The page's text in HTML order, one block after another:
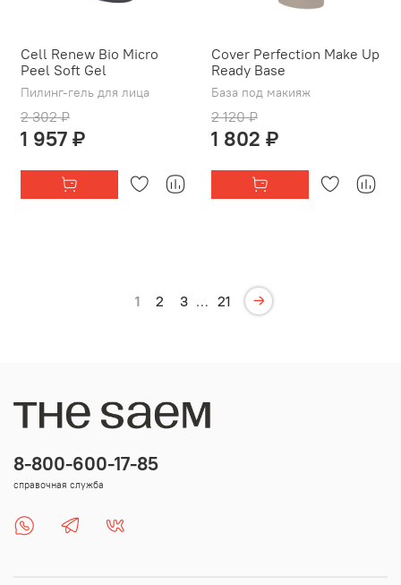
Cell Renew Bio Micro
Peel Soft Gel
Пилинг-гель для лица
2 302 ₽
1 957 ₽
Cover Perfection Make Up
Ready Base
База под макияж
2 120 ₽
1 802 ₽
1 2 3 … 21
8-800-600-17-85
справочная служба